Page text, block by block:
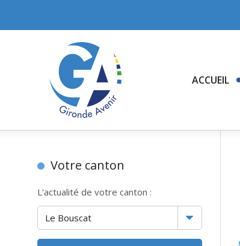
ACCUEIL
Votre canton
L'actualité de votre canton :